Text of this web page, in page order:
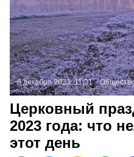
8 декабря 2023, 11:31
Церковный
2023 года: что
этот день